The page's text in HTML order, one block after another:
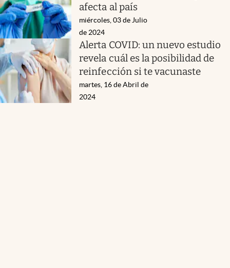
afecta al país
miércoles, 03 de Julio
de 2024
Alerta COVID: un nuevo estudio
revela cuál es la posibilidad de
reinfección si te vacunaste
martes, 16 de Abril de
2024